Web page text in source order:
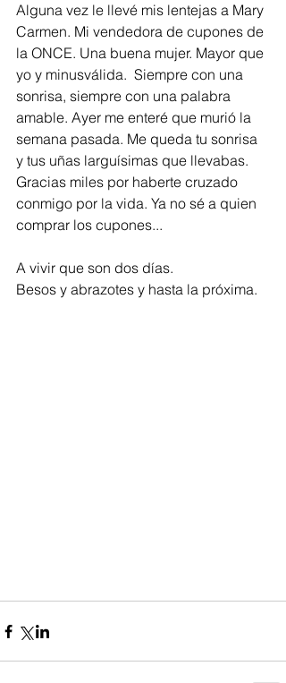
Alguna vez le llevé mis lentejas a Mary
Carmen. Mi vendedora de cupones de
la ONCE. Una buena mujer. Mayor que
yo y minusválida.  Siempre con una
sonrisa, siempre con una palabra
amable. Ayer me enteré que murió la
semana pasada. Me queda tu sonrisa
y tus uñas larguísimas que llevabas.
Gracias miles por haberte cruzado
conmigo por la vida. Ya no sé a quien
comprar los cupones...
A vivir que son dos días.
Besos y abrazotes y hasta la próxima.